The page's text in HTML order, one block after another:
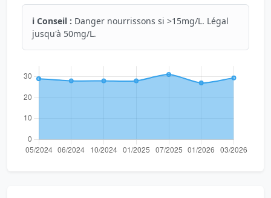
ℹ️ Conseil : Danger nourrissons si >15mg/L. Légal
jusqu'à 50mg/L.